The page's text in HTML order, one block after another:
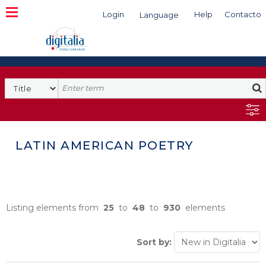
Login Language Help Contacto
Search
LATIN AMERICAN POETRY
Listing elements from 25 to 48 to 930 elements
Sort by: